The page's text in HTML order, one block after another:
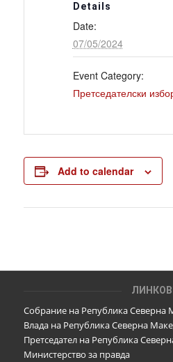
Details
Date:
07/05/2024
Event Category:
Претседателски
Add to calendar
Собрание на Република Северна
Влада на Република Северна
Претседател на Република
Министерство за правда